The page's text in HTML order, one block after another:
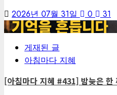
2026년 07월 31일 0
31
5
게재된 글
아침마다 지혜
[아침마다 지혜 #431] 밤늦은 한